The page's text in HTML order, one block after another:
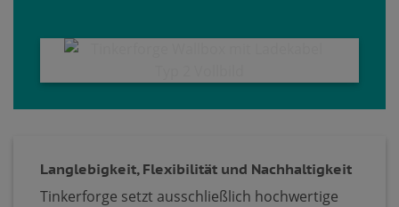
Langlebigkeit, Flexibilität und Nachhaltigkeit
Tinkerforge setzt ausschließlich hochwertige